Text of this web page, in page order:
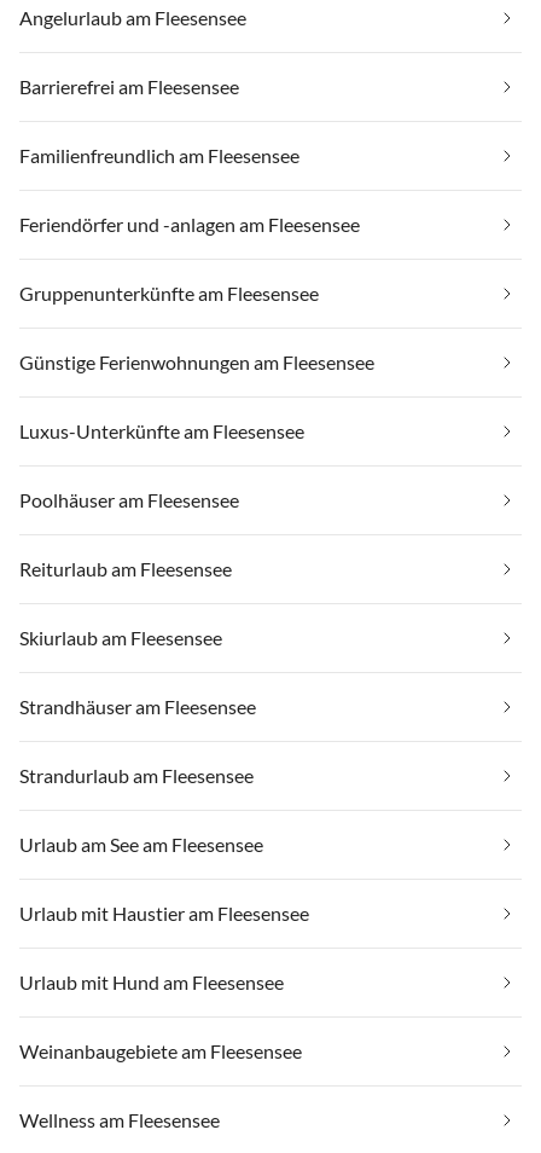
Angelurlaub am Fleesensee
Barrierefrei am Fleesensee
Familienfreundlich am Fleesensee
Feriendörfer und -anlagen am Fleesensee
Gruppenunterkünfte am Fleesensee
Günstige Ferienwohnungen am Fleesensee
Luxus-Unterkünfte am Fleesensee
Poolhäuser am Fleesensee
Reiturlaub am Fleesensee
Skiurlaub am Fleesensee
Strandhäuser am Fleesensee
Strandurlaub am Fleesensee
Urlaub am See am Fleesensee
Urlaub mit Haustier am Fleesensee
Urlaub mit Hund am Fleesensee
Weinanbaugebiete am Fleesensee
Wellness am Fleesensee